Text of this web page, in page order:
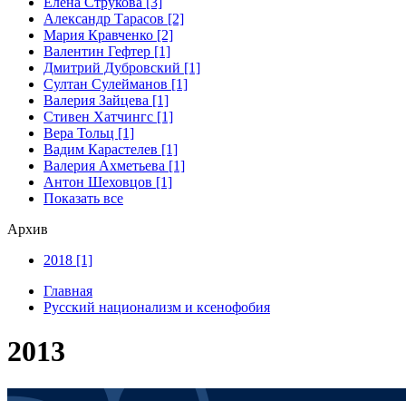
Александр Тарасов [2]
Мария Кравченко [2]
Валентин Гефтер [1]
Дмитрий Дубровский [1]
Султан Сулейманов [1]
Валерия Зайцева [1]
Стивен Хатчингс [1]
Верa Тольц [1]
Вадим Карастелев [1]
Валерия Ахметьева [1]
Антон Шеховцов [1]
Показать все
Архив
2018 [1]
Главная
Русский национализм и ксенофобия
2013